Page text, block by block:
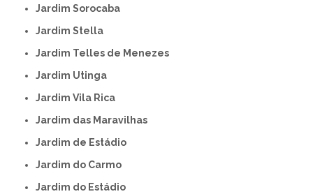
Jardim Sorocaba
Jardim Stella
Jardim Telles de Menezes
Jardim Utinga
Jardim Vila Rica
Jardim das Maravilhas
Jardim de Estádio
Jardim do Carmo
Jardim do Estádio